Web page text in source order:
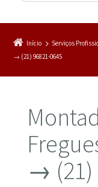
Início Serviços
→ (21) 96821-0645
→ (21)